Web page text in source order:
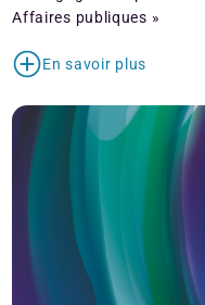
Affaires publiques »
En savoir plus